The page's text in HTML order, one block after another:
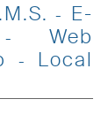
- E-
Web
- Local